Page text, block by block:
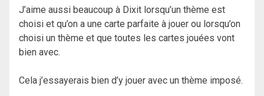
J’aime aussi beaucoup à Dixit lorsqu’un thème est
choisi et qu’on a une carte parfaite à jouer ou lorsqu’on
choisi un thème et que toutes les cartes jouées vont
bien avec.
Cela j’essayerais bien d’y jouer avec un thème imposé.